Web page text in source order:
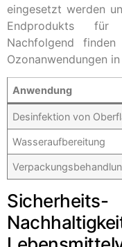
eingesetzt werden
Endprodukts für
Nachfolgend
Ozonanwendungen
Anwendung
Desinfektion von
Wasseraufbereitung